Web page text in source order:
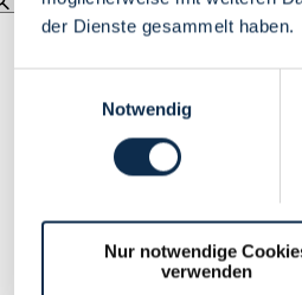
der Dienste gesammelt haben.
Notwendig
Nur notwendige
verwenden